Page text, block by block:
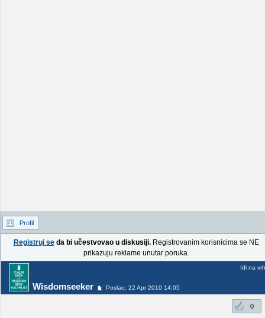
Profil
Registruj seda bi učestvovao u diskusiji.Registrovanim korisnicima se NE
prikazuju reklame unutar poruka.
Wisdomseeker Poslao: 22 Apr 2010 14:05
Idi na vrh
0